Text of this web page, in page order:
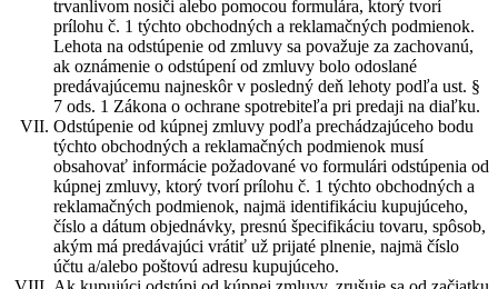
trvanlivom nosiči alebo pomocou formulára, ktorý tvorí
prílohu č. 1 týchto obchodných a reklamačných podmienok.
Lehota na odstúpenie od zmluvy sa považuje za zachovanú,
ak oznámenie o odstúpení od zmluvy bolo odoslané
predávajúcemu najneskôr v posledný deň lehoty podľa ust. §
7 ods. 1 Zákona o ochrane spotrebiteľa pri predaji na diaľku.
Odstúpenie od kúpnej zmluvy podľa prechádzajúceho bodu
týchto obchodných a reklamačných podmienok musí
obsahovať informácie požadované vo formulári odstúpenia od
kúpnej zmluvy, ktorý tvorí prílohu č. 1 týchto obchodných a
reklamačných podmienok, najmä identifikáciu kupujúceho,
číslo a dátum objednávky, presnú špecifikáciu tovaru, spôsob,
akým má predávajúci vrátiť už prijaté plnenie, najmä číslo
účtu a/alebo poštovú adresu kupujúceho.